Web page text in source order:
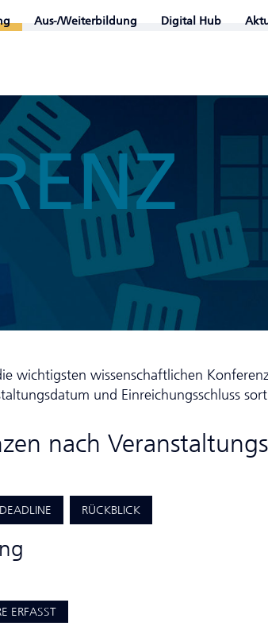
Aus-/Weiterbildung Digital Hub
wichtigsten wissen­schaft­lichen
und Einreichungsschluss
nach
RÜCKBLICK
ERFASST